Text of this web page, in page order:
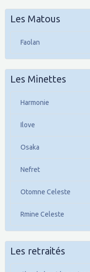
Les Matous
Faolan
Les Minettes
Harmonie
Ilove
Osaka
Nefret
Otomne Celeste
Rmine Celeste
Les retraités